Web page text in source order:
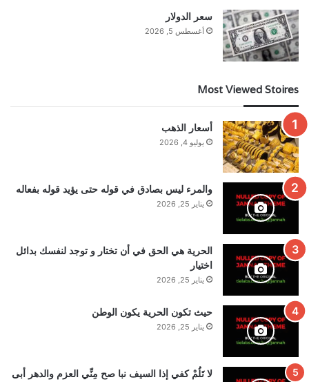
سعر الدولار
أغسطس 5, 2026
Most Viewed Stoires
أسعار الذهب
يوليو 4, 2026
والمرء ليس بصادق في قوله حتى يؤيد قوله بفعاله
يناير 25, 2026
الحرية هي الحق في أن تختار و توجد لنفسك بدائل
اختيار
يناير 25, 2026
حيث تكون الحرية يكون الوطن
يناير 25, 2026
لا تَلُمْ كفي إذا السيف نبا صح مِنِّي العزم والدهر أبى